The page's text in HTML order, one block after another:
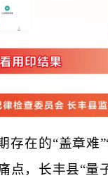
存在的“盖章难
点，长丰县“量